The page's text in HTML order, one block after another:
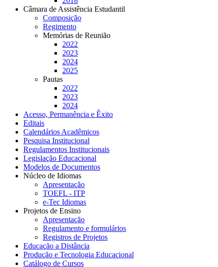
Câmara de Assistência Estudantil
Composição
Regimento
Memórias de Reunião
2022
2023
2024
2025
Pautas
2022
2023
2024
Acesso, Permanência e Êxito
Editais
Calendários Acadêmicos
Pesquisa Institucional
Regulamentos Institucionais
Legislação Educacional
Modelos de Documentos
Núcleo de Idiomas
Apresentação
TOEFL - ITP
e-Tec Idiomas
Projetos de Ensino
Apresentação
Regulamento e formulários
Registros de Projetos
Educação a Distância
Produção e Tecnologia Educacional
Catálogo de Cursos